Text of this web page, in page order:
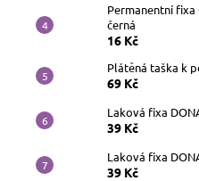
Permanentní fixa
černá
16 Kč
Plátěná taška k
69 Kč
Laková fixa
39 Kč
Laková fixa
39 Kč